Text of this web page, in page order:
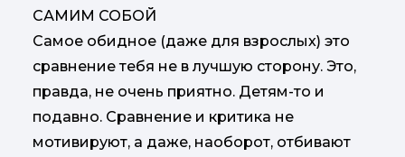
САМИМ СОБОЙ
Самое обидное (даже для взрослых) это
сравнение тебя не в лучшую сторону. Это,
правда, не очень приятно. Детям-то и
подавно. Сравнение и критика не
мотивируют, а даже, наоборот, отбивают